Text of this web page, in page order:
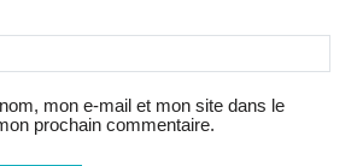
mon e-mail et mon site dans le
prochain commentaire.